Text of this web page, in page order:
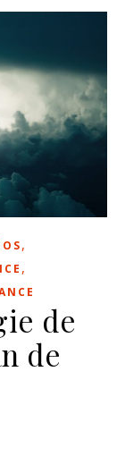
,
,
de
de